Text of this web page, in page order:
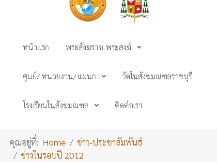
หน้าแรก พระสังฆราช-พระสงฆ์
ศูนย์/ หน่วยงาน/ แผนก วัดในสังฆมณฑลราชบุรี
โรงเรียนในสังฆมณฑล ติดต่อเรา
คุณอยู่ที่: Home
ข่าว-ประชาสัมพันธ์
ข่าวในรอบปี 2012